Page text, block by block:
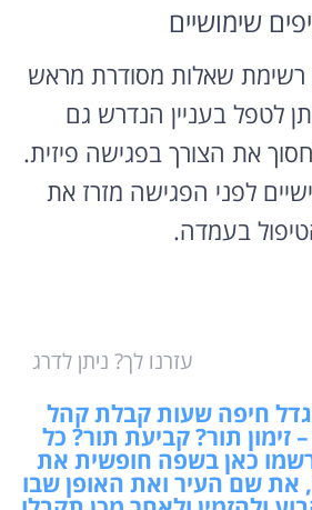
שימושיים
רשימת שאלות מסודרת מראש
לטפל בעניין הנדרש גם
את הצורך בפגישה פיזית.
לפני הפגישה מזרז את
בעמדה.
עזרנו לך? ניתן לדרג
חיפה שעות קבלת קהל
– זימון תור? קביעת תור? כל
כאן בשפה חופשית את
את שם העיר ואת האופן שבו